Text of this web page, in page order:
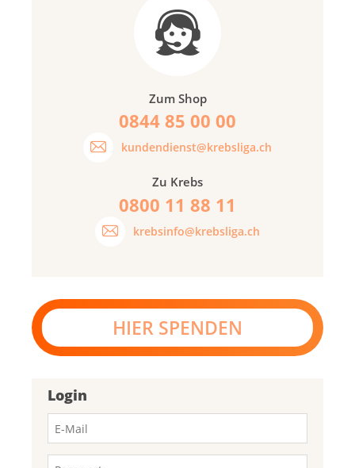
Zum Shop
0844 85 00 00
kundendienst@krebsliga.ch
Zu Krebs
0800 11 88 11
krebsinfo@krebsliga.ch
HIER SPENDEN
Login